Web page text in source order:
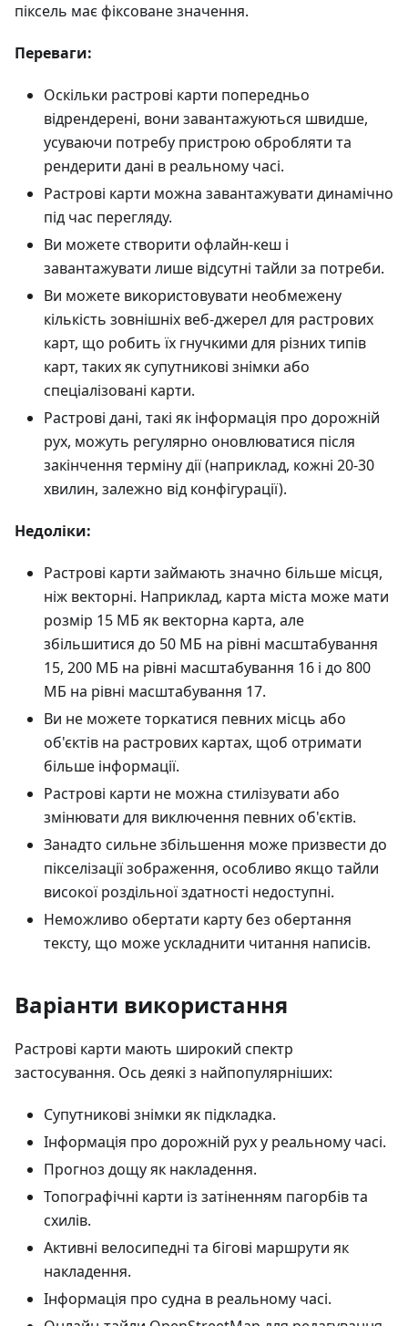
піксель має фіксоване значення.
Переваги:
Оскільки растрові карти попередньо
відрендерені, вони завантажуються швидше,
усуваючи потребу пристрою обробляти та
рендерити дані в реальному часі.
Растрові карти можна завантажувати динамічно
під час перегляду.
Ви можете створити офлайн-кеш і
завантажувати лише відсутні тайли за потреби.
Ви можете використовувати необмежену
кількість зовнішніх веб-джерел для растрових
карт, що робить їх гнучкими для різних типів
карт, таких як супутникові знімки або
спеціалізовані карти.
Растрові дані, такі як інформація про дорожній
рух, можуть регулярно оновлюватися після
закінчення терміну дії (наприклад, кожні 20-30
хвилин, залежно від конфігурації).
Недоліки:
Растрові карти займають значно більше місця,
ніж векторні. Наприклад, карта міста може мати
розмір 15 МБ як векторна карта, але
збільшитися до 50 МБ на рівні масштабування
15, 200 МБ на рівні масштабування 16 і до 800
МБ на рівні масштабування 17.
Ви не можете торкатися певних місць або
об'єктів на растрових картах, щоб отримати
більше інформації.
Растрові карти не можна стилізувати або
змінювати для виключення певних об'єктів.
Занадто сильне збільшення може призвести до
пікселізації зображення, особливо якщо тайли
високої роздільної здатності недоступні.
Неможливо обертати карту без обертання
тексту, що може ускладнити читання написів.
Варіанти використання
Растрові карти мають широкий спектр
застосування. Ось деякі з найпопулярніших:
Супутникові знімки як підкладка.
Інформація про дорожній рух у реальному часі.
Прогноз дощу як накладення.
Топографічні карти із затіненням пагорбів та
схилів.
Активні велосипедні та бігові маршрути як
накладення.
Інформація про судна в реальному часі.